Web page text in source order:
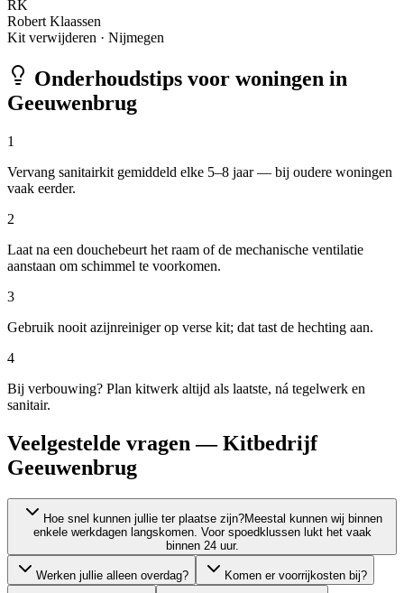
RK
Robert Klaassen
Kit verwijderen · Nijmegen
Onderhoudstips voor woningen in
Geeuwenbrug
1
Vervang sanitairkit gemiddeld elke 5–8 jaar — bij oudere woningen
vaak eerder.
2
Laat na een douchebeurt het raam of de mechanische ventilatie
aanstaan om schimmel te voorkomen.
3
Gebruik nooit azijnreiniger op verse kit; dat tast de hechting aan.
4
Bij verbouwing? Plan kitwerk altijd als laatste, ná tegelwerk en
sanitair.
Veelgestelde vragen — Kitbedrijf
Geeuwenbrug
Hoe snel kunnen jullie ter plaatse zijn?Meestal kunnen wij binnen
enkele werkdagen langskomen. Voor spoedklussen lukt het vaak
binnen 24 uur.
Werken jullie alleen overdag? Komen er voorrijkosten bij?